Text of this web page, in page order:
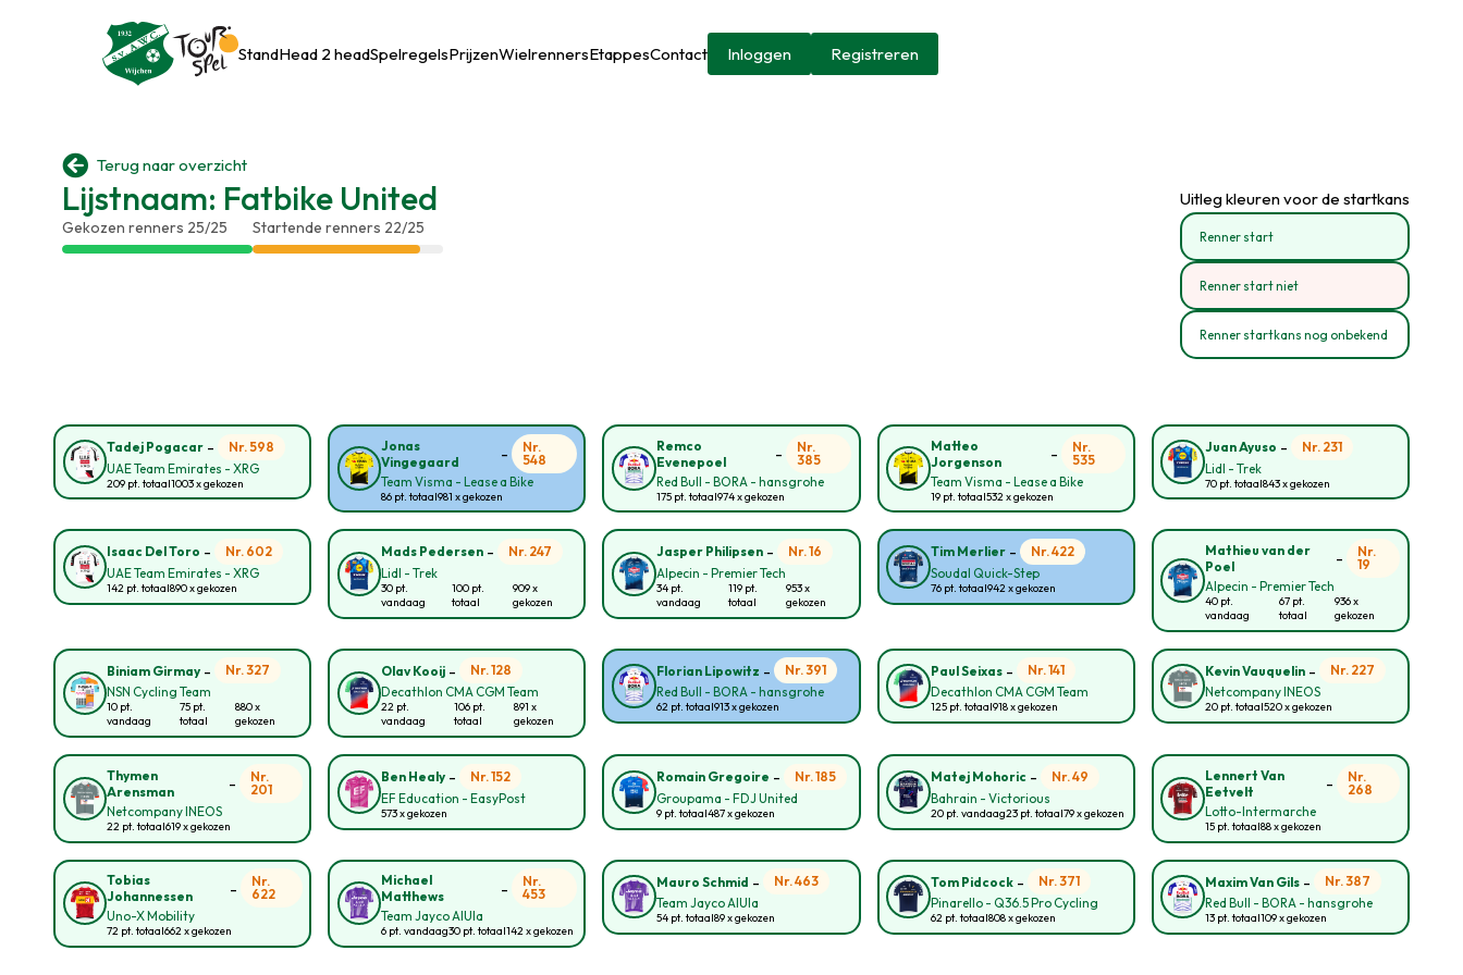
StandHead 2 headSpelregelsPrijzenWielrennersEtappesContact Inloggen Registreren
 Terug naar overzicht
Lijstnaam: Fatbike United
Gekozen renners 25/25 Startende renners 22/25
Uitleg kleuren voor de startkans
Renner start
Renner start niet
Renner startkans nog onbekend
Tadej Pogacar -
Nr. 598
UAE Team Emirates - XRG
209 pt. totaal1003 x gekozen
Jonas
Vingegaard
-
Nr.
548
Team Visma - Lease a Bike
86 pt. totaal981 x gekozen
Remco
Evenepoel
-
Nr.
385
Red Bull - BORA - hansgrohe
175 pt. totaal974 x gekozen
Matteo
Jorgenson
-
Nr.
535
Team Visma - Lease a Bike
19 pt. totaal532 x gekozen
Juan Ayuso -
Nr. 231
Lidl - Trek
70 pt. totaal843 x gekozen
Isaac Del Toro -
Nr. 602
UAE Team Emirates - XRG
142 pt. totaal890 x gekozen
Mads Pedersen -
Nr. 247
Lidl - Trek
30 pt.
vandaag
100 pt.
totaal
909 x
gekozen
Jasper Philipsen-
Nr. 16
Alpecin - Premier Tech
34 pt.
vandaag
119 pt.
totaal
953 x
gekozen
Tim Merlier-
Nr. 422
Soudal Quick-Step
76 pt. totaal942 x gekozen
Mathieu van der
Poel
-
Nr.
19
Alpecin - Premier Tech
40 pt.
vandaag
67 pt.
totaal
936 x
gekozen
Biniam Girmay -
Nr. 327
NSN Cycling Team
10 pt.
vandaag
75 pt.
totaal
880 x
gekozen
Olav Kooij -
Nr. 128
Decathlon CMA CGM Team
22 pt.
vandaag
106 pt.
totaal
891 x
gekozen
Florian Lipowitz -
Nr. 391
Red Bull - BORA - hansgrohe
62 pt. totaal913 x gekozen
Paul Seixas-
Nr. 141
Decathlon CMA CGM Team
125 pt. totaal918 x gekozen
Kevin Vauquelin-
Nr. 227
Netcompany INEOS
20 pt. totaal520 x gekozen
Thymen
Arensman
-
Nr.
201
Netcompany INEOS
22 pt. totaal619 x gekozen
Ben Healy -
Nr. 152
EF Education - EasyPost
573 x gekozen
Romain Gregoire -
Nr. 185
Groupama - FDJ United
9 pt. totaal487 x gekozen
Matej Mohoric -
Nr. 49
Bahrain - Victorious
20 pt. vandaag23 pt. totaal79 x gekozen
Lennert Van
Eetvelt
-
Nr.
268
Lotto-Intermarche
15 pt. totaal88 x gekozen
Tobias
Johannessen
-
Nr.
622
Uno-X Mobility
72 pt. totaal662 x gekozen
Michael
Matthews
-
Nr.
453
Team Jayco AlUla
6 pt. vandaag30 pt. totaal142 x gekozen
Mauro Schmid -
Nr. 463
Team Jayco AlUla
54 pt. totaal89 x gekozen
Tom Pidcock-
Nr. 371
Pinarello - Q36.5 Pro Cycling
62 pt. totaal808 x gekozen
Maxim Van Gils-
Nr. 387
Red Bull - BORA - hansgrohe
13 pt. totaal109 x gekozen